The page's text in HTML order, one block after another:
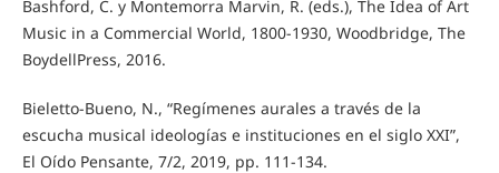
Bashford, C. y Montemorra Marvin, R. (eds.), The Idea of Art
Music in a Commercial World, 1800-1930, Woodbridge, The
BoydellPress, 2016.
Bieletto-Bueno, N., “Regímenes aurales a través de la
escucha musical ideologías e instituciones en el siglo XXI”,
El Oído Pensante, 7/2, 2019, pp. 111-134.